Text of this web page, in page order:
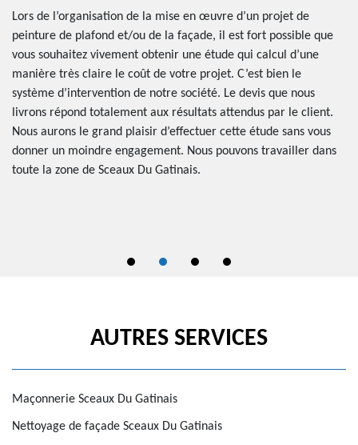
Lors de l’organisation de la mise en œuvre d’un projet de
peinture de plafond et/ou de la façade, il est fort possible que
vous souhaitez vivement obtenir une étude qui calcul d’une
manière très claire le coût de votre projet. C’est bien le
système d’intervention de notre société. Le devis que nous
livrons répond totalement aux résultats attendus par le client.
Nous aurons le grand plaisir d’effectuer cette étude sans vous
donner un moindre engagement. Nous pouvons travailler dans
toute la zone de Sceaux Du Gatinais.
AUTRES SERVICES
Maçonnerie Sceaux Du Gatinais
Nettoyage de façade Sceaux Du Gatinais